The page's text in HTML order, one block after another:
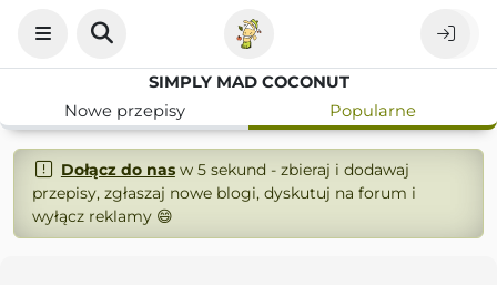
SIMPLY MAD COCONUT
Nowe przepisy
Popularne
Dołącz do nasw 5 sekund - zbieraj i dodawaj
przepisy, zgłaszaj nowe blogi, dyskutuj na forum i
wyłącz reklamy 😄